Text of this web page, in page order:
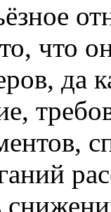
что
да